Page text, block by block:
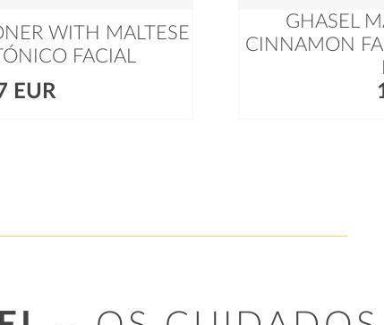
WITH MALTESE
FACIAL
EUR
GHASEL
CINNAMON